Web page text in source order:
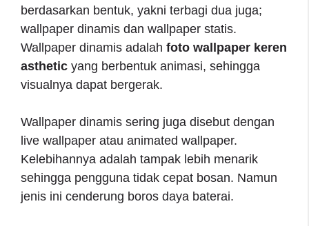
berdasarkan bentuk, yakni terbagi dua juga;
wallpaper dinamis dan wallpaper statis.
Wallpaper dinamis adalah foto wallpaper keren
asthetic yang berbentuk animasi, sehingga
visualnya dapat bergerak.
Wallpaper dinamis sering juga disebut dengan
live wallpaper atau animated wallpaper.
Kelebihannya adalah tampak lebih menarik
sehingga pengguna tidak cepat bosan. Namun
jenis ini cenderung boros daya baterai.